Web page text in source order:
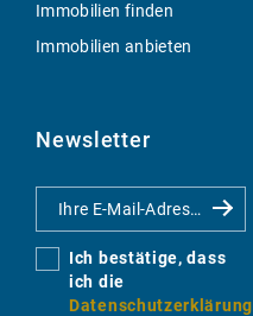
Immobilien finden
Immobilien anbieten
Newsletter
Ich bestätige, dass
ich die
Datenschutzerklärung